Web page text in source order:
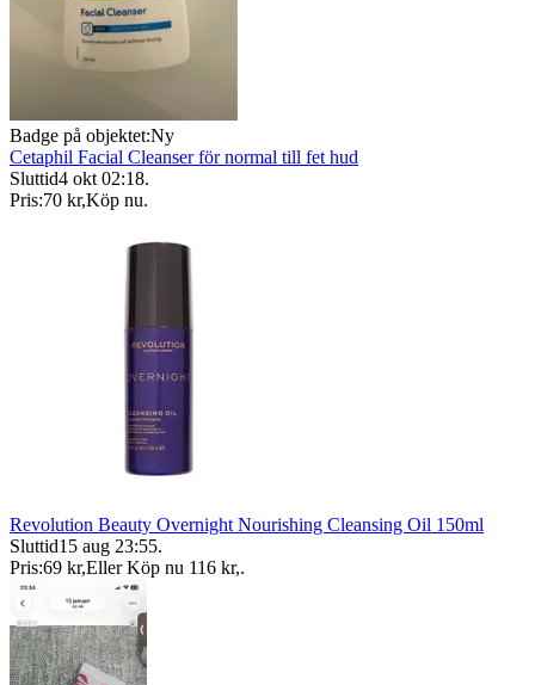
Badge på objektet:Ny
Cetaphil Facial Cleanser för normal till fet hud
Sluttid4 okt 02:18.
Pris:70 kr,Köp nu.
Revolution Beauty Overnight Nourishing Cleansing Oil 150ml
Sluttid15 aug 23:55.
Pris:69 kr,Eller Köp nu 116 kr,.